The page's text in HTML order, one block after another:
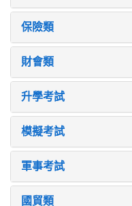
保險類
財會類
升學考試
模擬考試
軍事考試
國貿類